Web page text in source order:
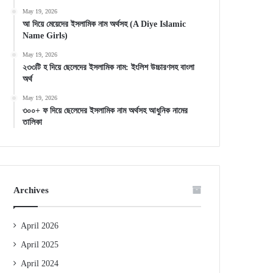
May 19, 2026
আ দিয়ে মেয়েদের ইসলামিক নাম অর্থসহ (A Diye Islamic
Name Girls)
May 19, 2026
২৩৩টি হ দিয়ে ছেলেদের ইসলামিক নাম: ইংলিশ উচ্চারণসহ বাংলা
অর্থ
May 19, 2026
৩০০+ ফ দিয়ে ছেলেদের ইসলামিক নাম অর্থসহ আধুনিক নামের
তালিকা
Archives
April 2026
April 2025
April 2024